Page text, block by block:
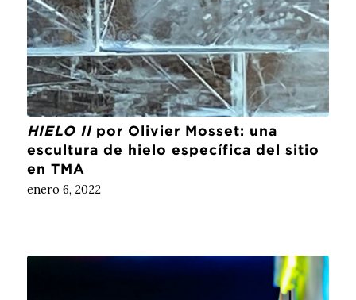
HIELO IIpor Olivier Mosset: una
escultura de hielo específica del sitio
en TMA
enero 6, 2022